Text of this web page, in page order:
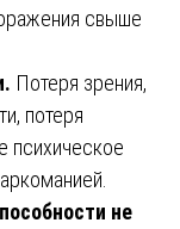
свыше
Потеря зрения,
потеря
психическое
не